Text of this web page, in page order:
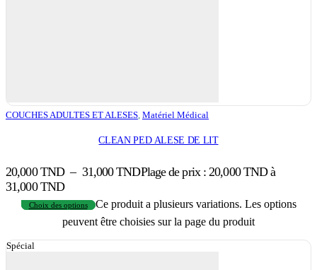
COUCHES ADULTES ET ALESES Matériel Médical
CLEAN PED ALESE DE LIT
20,000TND – 31,000TNDPlage de prix : 20,000 TND à
31,000 TND
Choix des options
Ce produit a plusieurs variations. Les options
peuvent être choisies sur la page du produit
Spécial